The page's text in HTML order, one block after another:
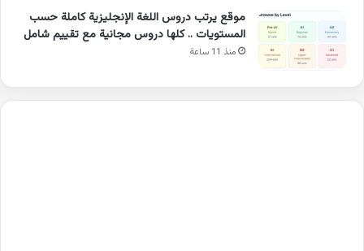
موقع يرتب دروس اللغة الإنجليزية كاملة حسب
المستويات .. كلها دروس مجانية مع تقييم شامل
منذ 11 ساعة